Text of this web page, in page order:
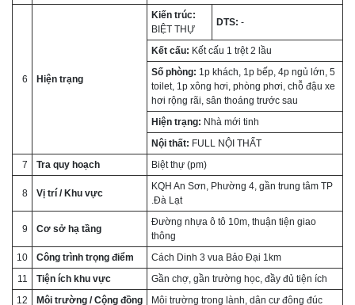
6 Hiện trạng
Kiến trúc:
BIỆT THỰ
DTS: -
Kết cấu: Kết cấu 1 trệt 2 lầu
Số phòng: 1p khách, 1p bếp, 4p ngủ lớn, 5
toilet, 1p xông hơi, phòng phơi, chỗ đậu xe
hơi rộng rãi, sân thoáng trước sau
Hiện trạng: Nhà mới tinh
Nội thất: FULL NỘI THẤT
7
Tra quy hoạch Biệt thự (pm)
8 Vị trí / Khu vực
KQH An Sơn, Phường 4, gần trung tâm TP
.Đà Lạt
9 Cơ sở hạ tầng
Đường nhựa ô tô 10m, thuận tiện giao
thông
10
Công trình trọng điểm
Cách Dinh 3 vua Bảo Đại 1km
11
Tiện ích khu vực
Gần chợ, gần trường học, đầy đủ tiện ích
12
Môi trường / Cộng đồng Môi trường trong lành, dân cư đông đúc